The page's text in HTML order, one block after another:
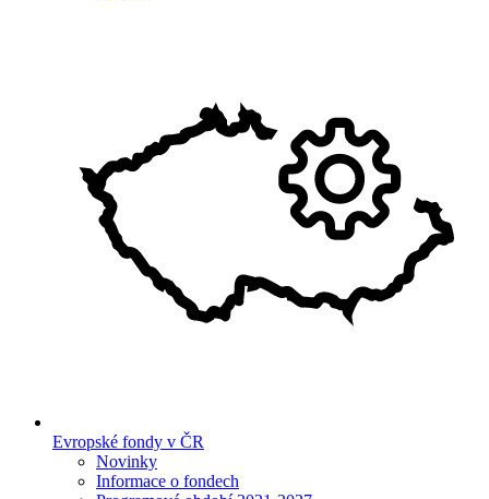
Evropské fondy v ČR
Novinky
Informace o fondech